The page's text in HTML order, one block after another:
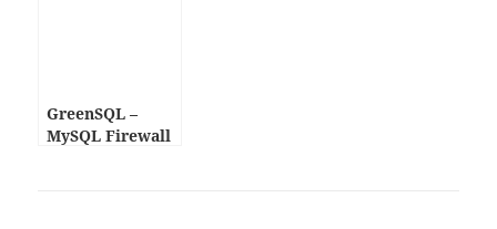
GreenSQL –
MySQL Firewall